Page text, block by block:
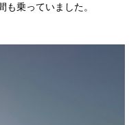
乗っていました。